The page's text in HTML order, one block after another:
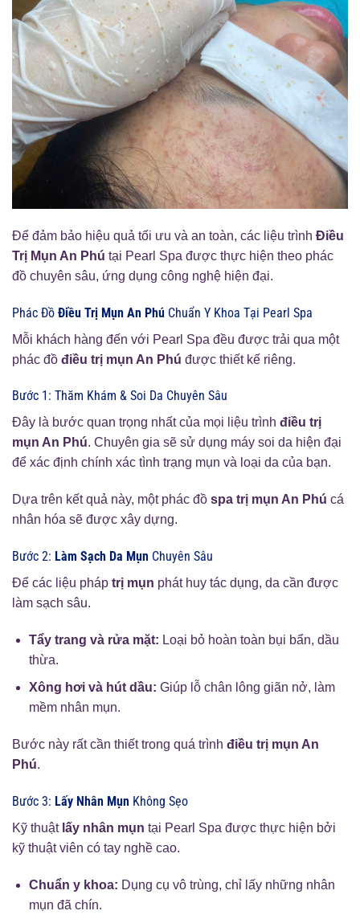
Để đảm bảo hiệu quả tối ưu và an toàn, các liệu trình Điều
Trị Mụn An Phú tại Pearl Spa được thực hiện theo phác
đồ chuyên sâu, ứng dụng công nghệ hiện đại.
Phác Đồ Điều Trị Mụn An Phú Chuẩn Y Khoa Tại Pearl Spa
Mỗi khách hàng đến với Pearl Spa đều được trải qua một
phác đồ điều trị mụn An Phú được thiết kế riêng.
Bước 1: Thăm Khám & Soi Da Chuyên Sâu
Đây là bước quan trọng nhất của mọi liệu trình điều trị
mụn An Phú. Chuyên gia sẽ sử dụng máy soi da hiện đại
để xác định chính xác tình trạng mụn và loại da của bạn.
Dựa trên kết quả này, một phác đồ spa trị mụn An Phú cá
nhân hóa sẽ được xây dựng.
Bước 2: Làm Sạch Da Mụn Chuyên Sâu
Để các liệu pháp trị mụn phát huy tác dụng, da cần được
làm sạch sâu.
Tẩy trang và rửa mặt: Loại bỏ hoàn toàn bụi bẩn, dầu
thừa.
Xông hơi và hút dầu: Giúp lỗ chân lông giãn nở, làm
mềm nhân mụn.
Bước này rất cần thiết trong quá trình điều trị mụn An
Phú.
Bước 3: Lấy Nhân Mụn Không Sẹo
Kỹ thuật lấy nhân mụn tại Pearl Spa được thực hiện bởi
kỹ thuật viên có tay nghề cao.
Chuẩn y khoa: Dụng cụ vô trùng, chỉ lấy những nhân
mụn đã chín.